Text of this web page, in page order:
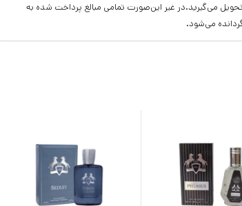
می‌گیرید.در غیر این‌صورت تمامی مبالغ پرداخت شده به
می‌شود.